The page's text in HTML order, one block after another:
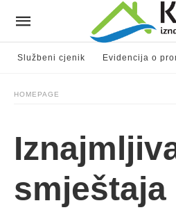
Službeni cjenik Evidencija o
HOMEPAGE
smještaja